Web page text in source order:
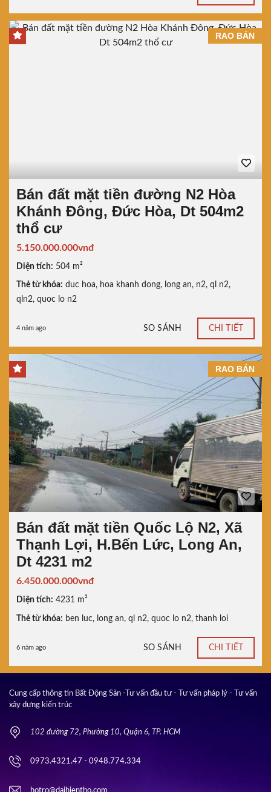
RAO BÁN
Bán đất mặt tiền đường N2 Hòa
Khánh Đông, Đức Hòa, Dt 504m2
thổ cư
5.150.000.000vnđ
Diện tích: 504 m²
Thẻ từ khóa: duc hoa, hoa khanh dong, long an, n2, ql n2,
qln2, quoc lo n2
4 năm ago SO SÁNH CHI TIẾT
RAO BÁN
Bán đất mặt tiền Quốc Lộ N2, Xã
Thạnh Lợi, H.Bến Lức, Long An,
Dt 4231 m2
6.450.000.000vnđ
Diện tích: 4231 m²
Thẻ từ khóa: ben luc, long an, ql n2, quoc lo n2, thanh loi
6 năm ago SO SÁNH CHI TIẾT
Cung cấp thông tin Bất Động Sản -Tư vấn đầu tư - Tư vấn pháp lý - Tư vấn
xây dựng kiến trúc
102 đường 72, Phường 10, Quận 6, TP. HCM
0973.4321.47 - 0948.774.334